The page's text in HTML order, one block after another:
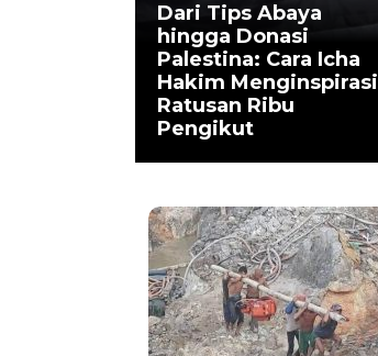
Dari Tips Abaya
hingga Donasi
Palestina: Cara Icha
Hakim Menginspirasi
Ratusan Ribu
Pengikut